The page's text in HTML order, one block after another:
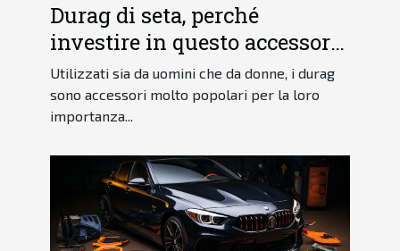
Durag di seta, perché
investire in questo accessorio
di moda?
Utilizzati sia da uomini che da donne, i durag
sono accessori molto popolari per la loro
importanza...